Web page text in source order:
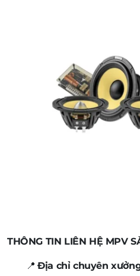
THÔNG TIN LIÊN HỆ MPV
📍Địa chỉ chuyên